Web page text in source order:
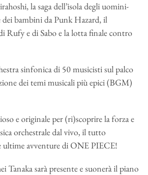
la saga dell’isola degli uomini-
dei bambini da Punk Hazard, il
Rufy e di Sabo e la lotta finale contro
sinfonica di 50 musicisti sul palco
dei temi musicali più epici (BGM)
e originale per (ri)scoprire la forza e
orchestrale dal vivo, il tutto
ultime avventure di ONE PIECE!
Tanaka sarà presente e suonerà il piano